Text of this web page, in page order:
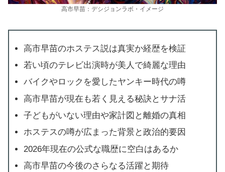
高市早苗：デシジョンラボ・イメージ
高市早苗のホステス説は真実か経歴を検証
若い頃のテレビ出演時が美人で綺麗な理由
バイクやロックを愛したヤンキー時代の噂
高市早苗が現在も若く見える秘訣とサナ活
子どもがいない理由や家計図と離婚の真相
ホステスの噂が広まった背景と政治的要因
2026年現在の公式な職歴に空白はあるか
高市早苗の今後のさらなる活躍と期待